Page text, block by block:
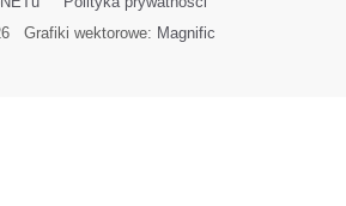
Grafiki wektorowe: Magnific